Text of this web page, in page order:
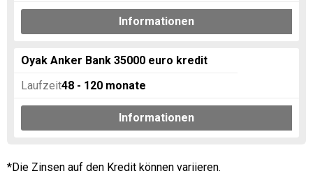
Informationen
Oyak Anker Bank 35000 euro kredit
Laufzeit48 - 120 monate
Informationen
*Die Zinsen auf den Kredit können variieren.